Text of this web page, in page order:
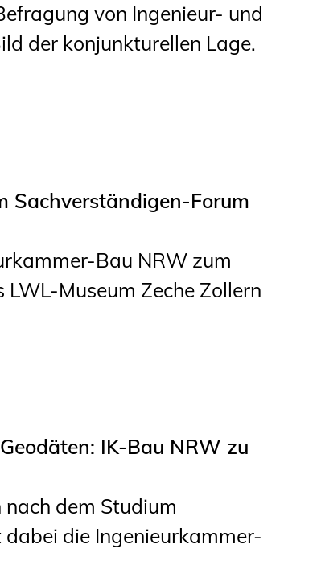
von Ingenieur- und
der konjunkturellen Lage.
Sachverständigen-Forum
Bau NRW zum
Museum Zeche Zollern
IK-Bau NRW zu
dem Studium
die Ingenieurkammer-